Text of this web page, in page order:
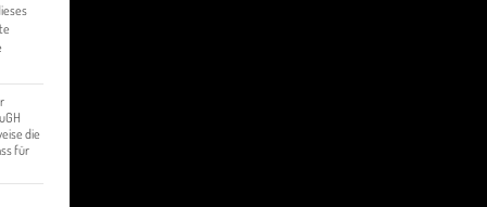
die
für